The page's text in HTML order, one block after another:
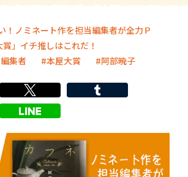
！ノミネート作を担当編集者が全力Ｐ
」イチ推しはこれだ！
集者 本屋大賞 阿部暁子